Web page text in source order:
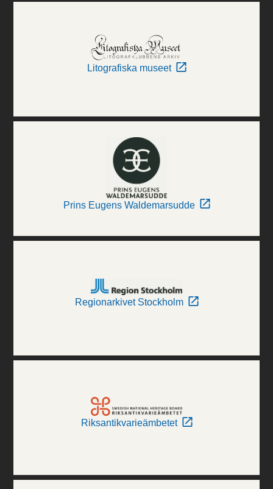
Litografiska museet
Prins Eugens Waldemarsudde
Regionarkivet Stockholm
Riksantikvarieämbetet